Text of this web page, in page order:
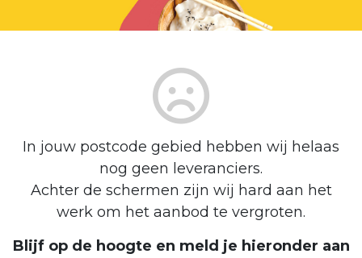
In jouw postcode gebied hebben wij helaas
nog geen leveranciers.
Achter de schermen zijn wij hard aan het
werk om het aanbod te vergroten.
Blijf op de hoogte en meld je hieronder aan